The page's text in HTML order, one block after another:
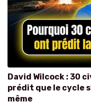
David Wilcock : 30
prédit que le cycle
même